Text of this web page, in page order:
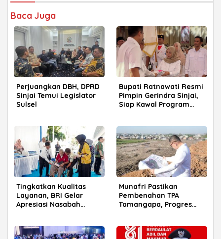
Baca Juga
Perjuangkan DBH, DPRD
Sinjai Temui Legislator
Sulsel
Bupati Ratnawati Resmi
Pimpin Gerindra Sinjai,
Siap Kawal Program
Tingkatkan Kualitas
Layanan, BRI Gelar
Apresiasi Nasabah
Munafri Pastikan
Pembenahan TPA
Tamangapa, Progres